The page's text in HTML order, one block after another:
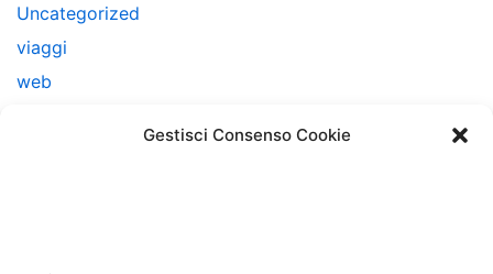
Gestisci Consenso Cookie
Uncategorized
viaggi
web